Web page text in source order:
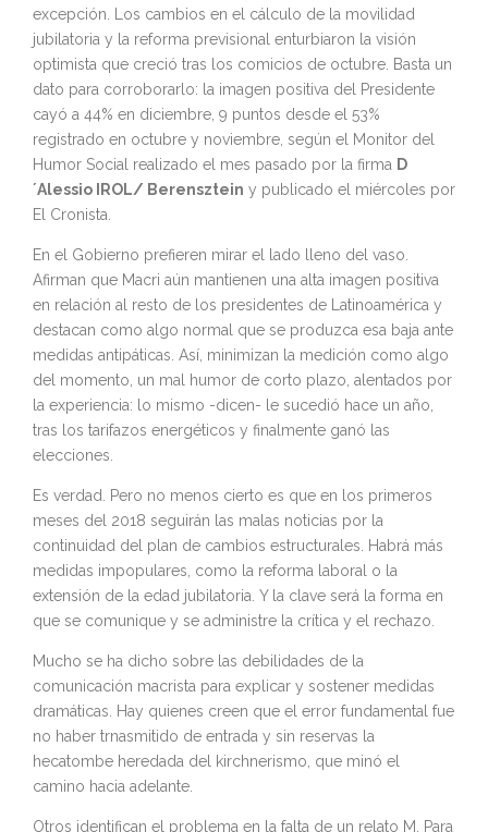
excepción. Los cambios en el cálculo de la movilidad
jubilatoria y la reforma previsional enturbiaron la visión
optimista que creció tras los comicios de octubre. Basta un
dato para corroborarlo: la imagen positiva del Presidente
cayó a 44% en diciembre, 9 puntos desde el 53%
registrado en octubre y noviembre, según el Monitor del
Humor Social realizado el mes pasado por la firma D
´Alessio IROL/ Berensztein y publicado el miércoles por
El Cronista.
En el Gobierno prefieren mirar el lado lleno del vaso.
Afirman que Macri aún mantienen una alta imagen positiva
en relación al resto de los presidentes de Latinoamérica y
destacan como algo normal que se produzca esa baja ante
medidas antipáticas. Así, minimizan la medición como algo
del momento, un mal humor de corto plazo, alentados por
la experiencia: lo mismo -dicen- le sucedió hace un año,
tras los tarifazos energéticos y finalmente ganó las
elecciones.
Es verdad. Pero no menos cierto es que en los primeros
meses del 2018 seguirán las malas noticias por la
continuidad del plan de cambios estructurales. Habrá más
medidas impopulares, como la reforma laboral o la
extensión de la edad jubilatoria. Y la clave será la forma en
que se comunique y se administre la crítica y el rechazo.
Mucho se ha dicho sobre las debilidades de la
comunicación macrista para explicar y sostener medidas
dramáticas. Hay quienes creen que el error fundamental fue
no haber trnasmitido de entrada y sin reservas la
hecatombe heredada del kirchnerismo, que minó el
camino hacia adelante.
Otros identifican el problema en la falta de un relato M. Para